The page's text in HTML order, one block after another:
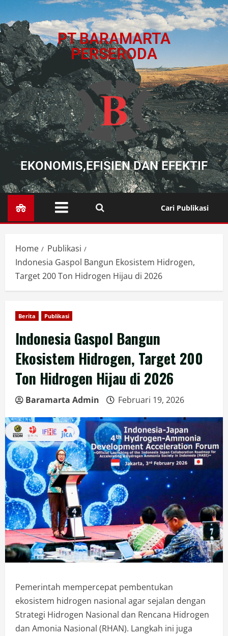
PT BARAMARTA
PERSERODA
EKONOMIS,EFISIEN DAN EFEKTIF
Cari Publikasi
Home
Publikasi
Indonesia Gaspol Bangun Ekosistem Hidrogen,
Target 200 Ton Hidrogen Hijau di 2026
Berita Publikasi
Indonesia Gaspol Bangun
Ekosistem Hidrogen, Target 200
Ton Hidrogen Hijau di 2026
Baramarta Admin Februari 19, 2026
Pemerintah mempercepat pembentukan
ekosistem hidrogen nasional agar sejalan dengan
Strategi Hidrogen Nasional dan Rencana Hidrogen
dan Amonia Nasional (RHAN). Langkah ini juga